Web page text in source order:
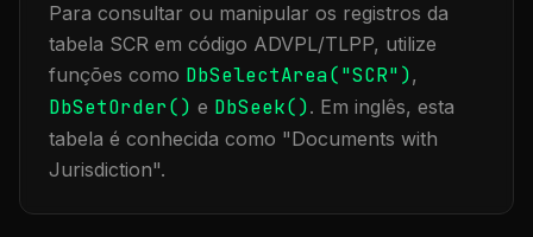
Para consultar ou manipular os registros da
tabela SCR em código ADVPL/TLPP, utilize
funções como DbSelectArea("SCR"),
DbSetOrder() e DbSeek(). Em inglês, esta
tabela é conhecida como "Documents with
Jurisdiction".